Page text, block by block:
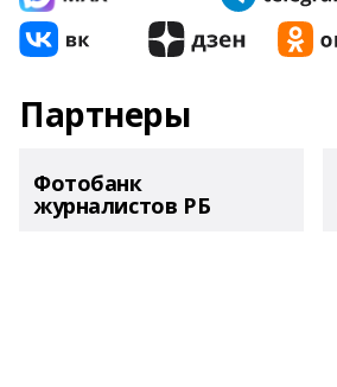
Партнеры
Фотобанк
журналистов РБ